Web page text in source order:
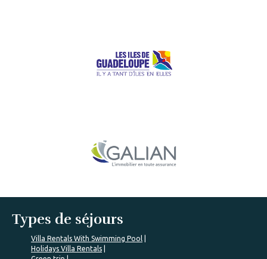
Types de séjours
Villa Rentals With Swimming Pool
Holidays Villa Rentals